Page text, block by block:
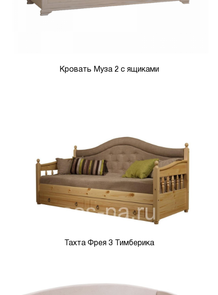
Кровать Муза 2 с ящиками
Тахта Фрея 3 Тимберика